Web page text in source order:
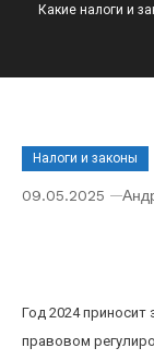
Какие налоги и
Налоги и законы
09.05.2025
Год 2024 приносит
правовом